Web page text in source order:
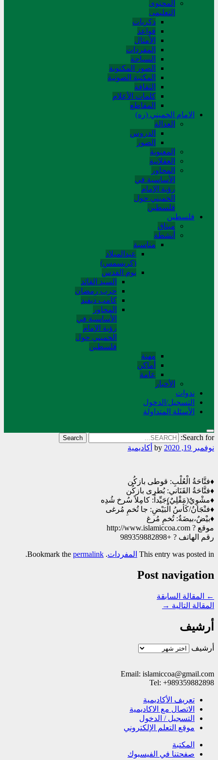
المحتوی
التعلیمی
ذکریات
قواعد
الأمثال
المفردات
السیاحة
الصور المکتوبة
المکتبة الصوتیة
الثقافة
کلمات الأعلام
المقاطع
الامام الخميني (ره)
العدالة
الدروس
الصور
المعنوية
العقلانية
المحاور
الأساسیة في
رؤیة الإمام
الخمیني حول
فلسطین
فلسطین
میثاق
أنشطة
مناسبة
عیدالمیلاد
(کریسمس)
یوم القدس
السید القائد
حرب رمضان
کامب دیفید
المحاور
الأساسية في
رؤية الإمام
الخميني حول
فلسطین
مهنة
أماکن
عامة
الأخبار
ندوات
التسجیل/الدخول
الأسئلة المتداولة
Search for:
نوفمبر 19, 2020
أکادیمیة
♦️فتَّاحَةُ الْعُلْبِ: قوطی بازکُن
♦️فتَّاحَةُ القَنَاني: بُطری بازکُن
♦️مشْوِيٌ(مَقْلِيٌ)جَيِّداً: کامِلاً سُرخ شُدِه
♦️فنْجَانُ/كَأسُ الْبَيْضِ: جا تُخمِ مُرغی
♦️بيْضٌ،بيضَةٌ: تُخمِ مُرغ
موقع ? http://www.islamiccoa.com
رقم الهاتف ? +989359882898
This entry was posted in المفردات. Bookmark the
permalink
.
Post navigation
←
المقالة السابقة
المقالة التالية →
أرشيف
أرشيف
Email: islamiccoa@gmail.com
Tel: +989359882898
تعریف الأکادیمیة
الاتصال مع الاکادیمیة
التسجیل / الدخول
موقع التعلم الإلکتروني
المکتبة
صفحتنا في الفيسبوك